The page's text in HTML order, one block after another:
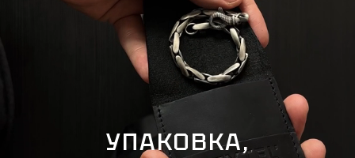
УПАКОВКА,